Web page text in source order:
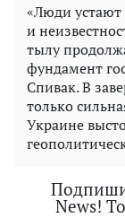
«Люди устают
и
тылу
фундамент
Спивак. В
только
Украине
News!